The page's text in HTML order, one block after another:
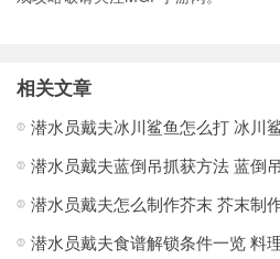
相关文章
潜水员戴夫蓝倒吊抓获方法 蓝倒
潜水员戴夫怎么制作芥末 芥末制
潜水员戴夫食谱解锁条件一览 料